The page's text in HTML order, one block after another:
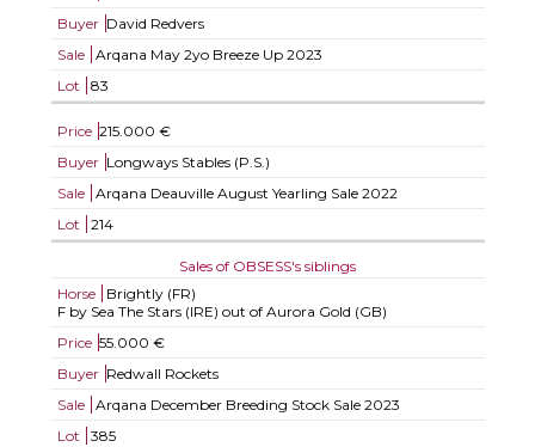
Buyer David Redvers
Sale
Arqana May 2yo Breeze Up 2023
Lot
83
Price 215.000 €
Buyer Longways Stables (P.S.)
Sale
Arqana Deauville August Yearling Sale 2022
Lot
214
Sales of OBSESS's siblings
Horse
Brightly (FR)
F by Sea The Stars (IRE) out of Aurora Gold (GB)
Price 55.000 €
Buyer Redwall Rockets
Sale
Arqana December Breeding Stock Sale 2023
Lot
385